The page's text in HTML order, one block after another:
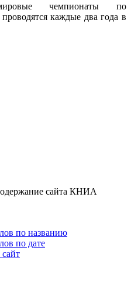
чемпионаты по
каждые два года в
сайта КНИА
по названию
по дате